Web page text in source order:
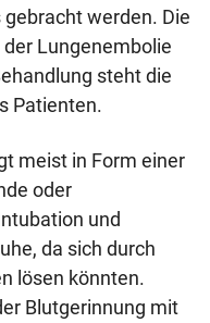
werden. Die
Lungenembolie
steht die
Patienten.
meist in Form einer
oder
und
da sich durch
lösen könnten.
Blutgerinnung mit